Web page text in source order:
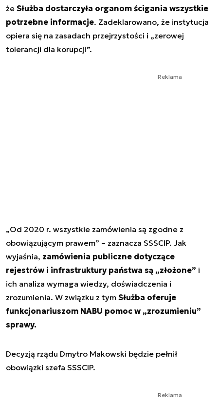
że Służba dostarczyła organom ścigania wszystkie
potrzebne informacje. Zadeklarowano, że instytucja
opiera się na zasadach przejrzystości i „zerowej
tolerancji dla korupcji”.
Reklama
„Od 2020 r. wszystkie zamówienia są zgodne z
obowiązującym prawem” – zaznacza SSSCIP. Jak
wyjaśnia, zamówienia publiczne dotyczące
rejestrów i infrastruktury państwa są „złożone” i
ich analiza wymaga wiedzy, doświadczenia i
zrozumienia. W związku z tym Służba oferuje
funkcjonariuszom NABU pomoc w „zrozumieniu”
sprawy.
Decyzją rządu Dmytro Makowski będzie pełnił
obowiązki szefa SSSCIP.
Reklama